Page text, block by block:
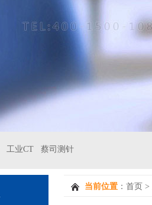
工业CT 蔡司测针
当前位置 ： 首页 >